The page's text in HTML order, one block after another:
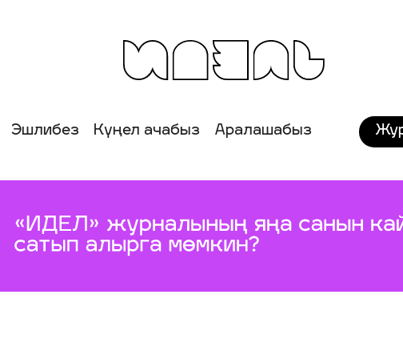
Эшлибез Күңел ачабыз Аралашабыз